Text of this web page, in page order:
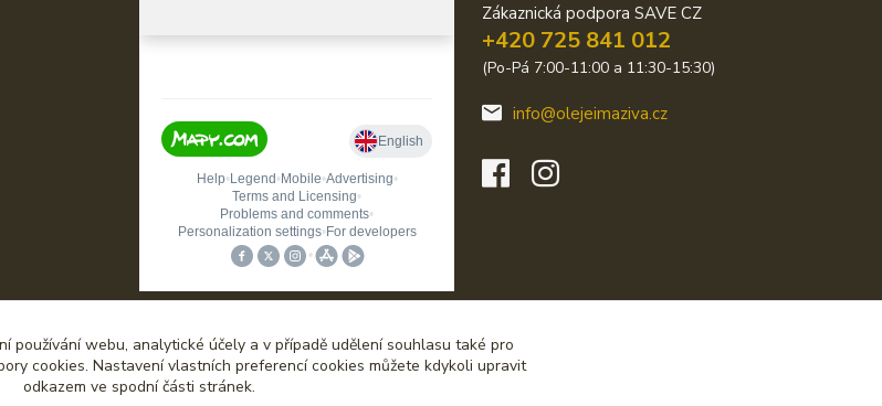
Zákaznická podpora SAVE CZ
+420 725 841 012
(Po-Pá 7:00-11:00 a 11:30-15:30)
info@olejeimaziva.cz
používání webu, analytické účely a v případě udělení souhlasu také pro
cookies. Nastavení vlastních preferencí cookies můžete kdykoli upravit
odkazem ve spodní části stránek.